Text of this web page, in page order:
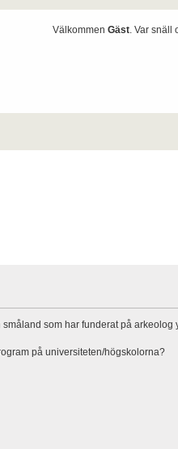
VälkommenGäst . Var snäll
som har funderat på arkeolog
på universiteten/högskolorna?